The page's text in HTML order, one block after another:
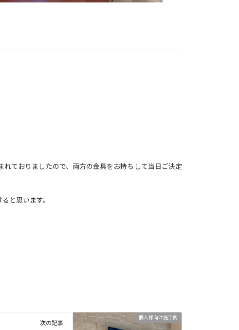
ておりましたので、両方の金具をお持ちして当日ご決定
と思います。
個人様向け施工例
次の記事